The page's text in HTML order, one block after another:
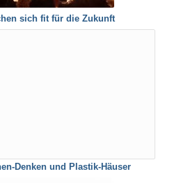
sich fit für die Zukunft
Denken und Plastik-Häuser